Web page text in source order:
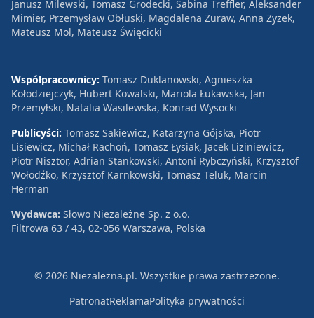
Janusz Milewski, Tomasz Grodecki, Sabina Treffler, Aleksander
Mimier, Przemysław Obłuski, Magdalena Żuraw, Anna Zyzek,
Mateusz Mol, Mateusz Święcicki
Współpracownicy: Tomasz Duklanowski, Agnieszka
Kołodziejczyk, Hubert Kowalski, Mariola Łukawska, Jan
Przemyłski, Natalia Wasilewska, Konrad Wysocki
Publicyści: Tomasz Sakiewicz, Katarzyna Gójska, Piotr
Lisiewicz, Michał Rachoń, Tomasz Łysiak, Jacek Liziniewicz,
Piotr Nisztor, Adrian Stankowski, Antoni Rybczyński, Krzysztof
Wołodźko, Krzysztof Karnkowski, Tomasz Teluk, Marcin
Herman
Wydawca: Słowo Niezależne Sp. z o.o.
Filtrowa 63 / 43, 02-056 Warszawa, Polska
© 2026 Niezależna.pl. Wszystkie prawa zastrzeżone.
PatronatReklamaPolityka prywatności